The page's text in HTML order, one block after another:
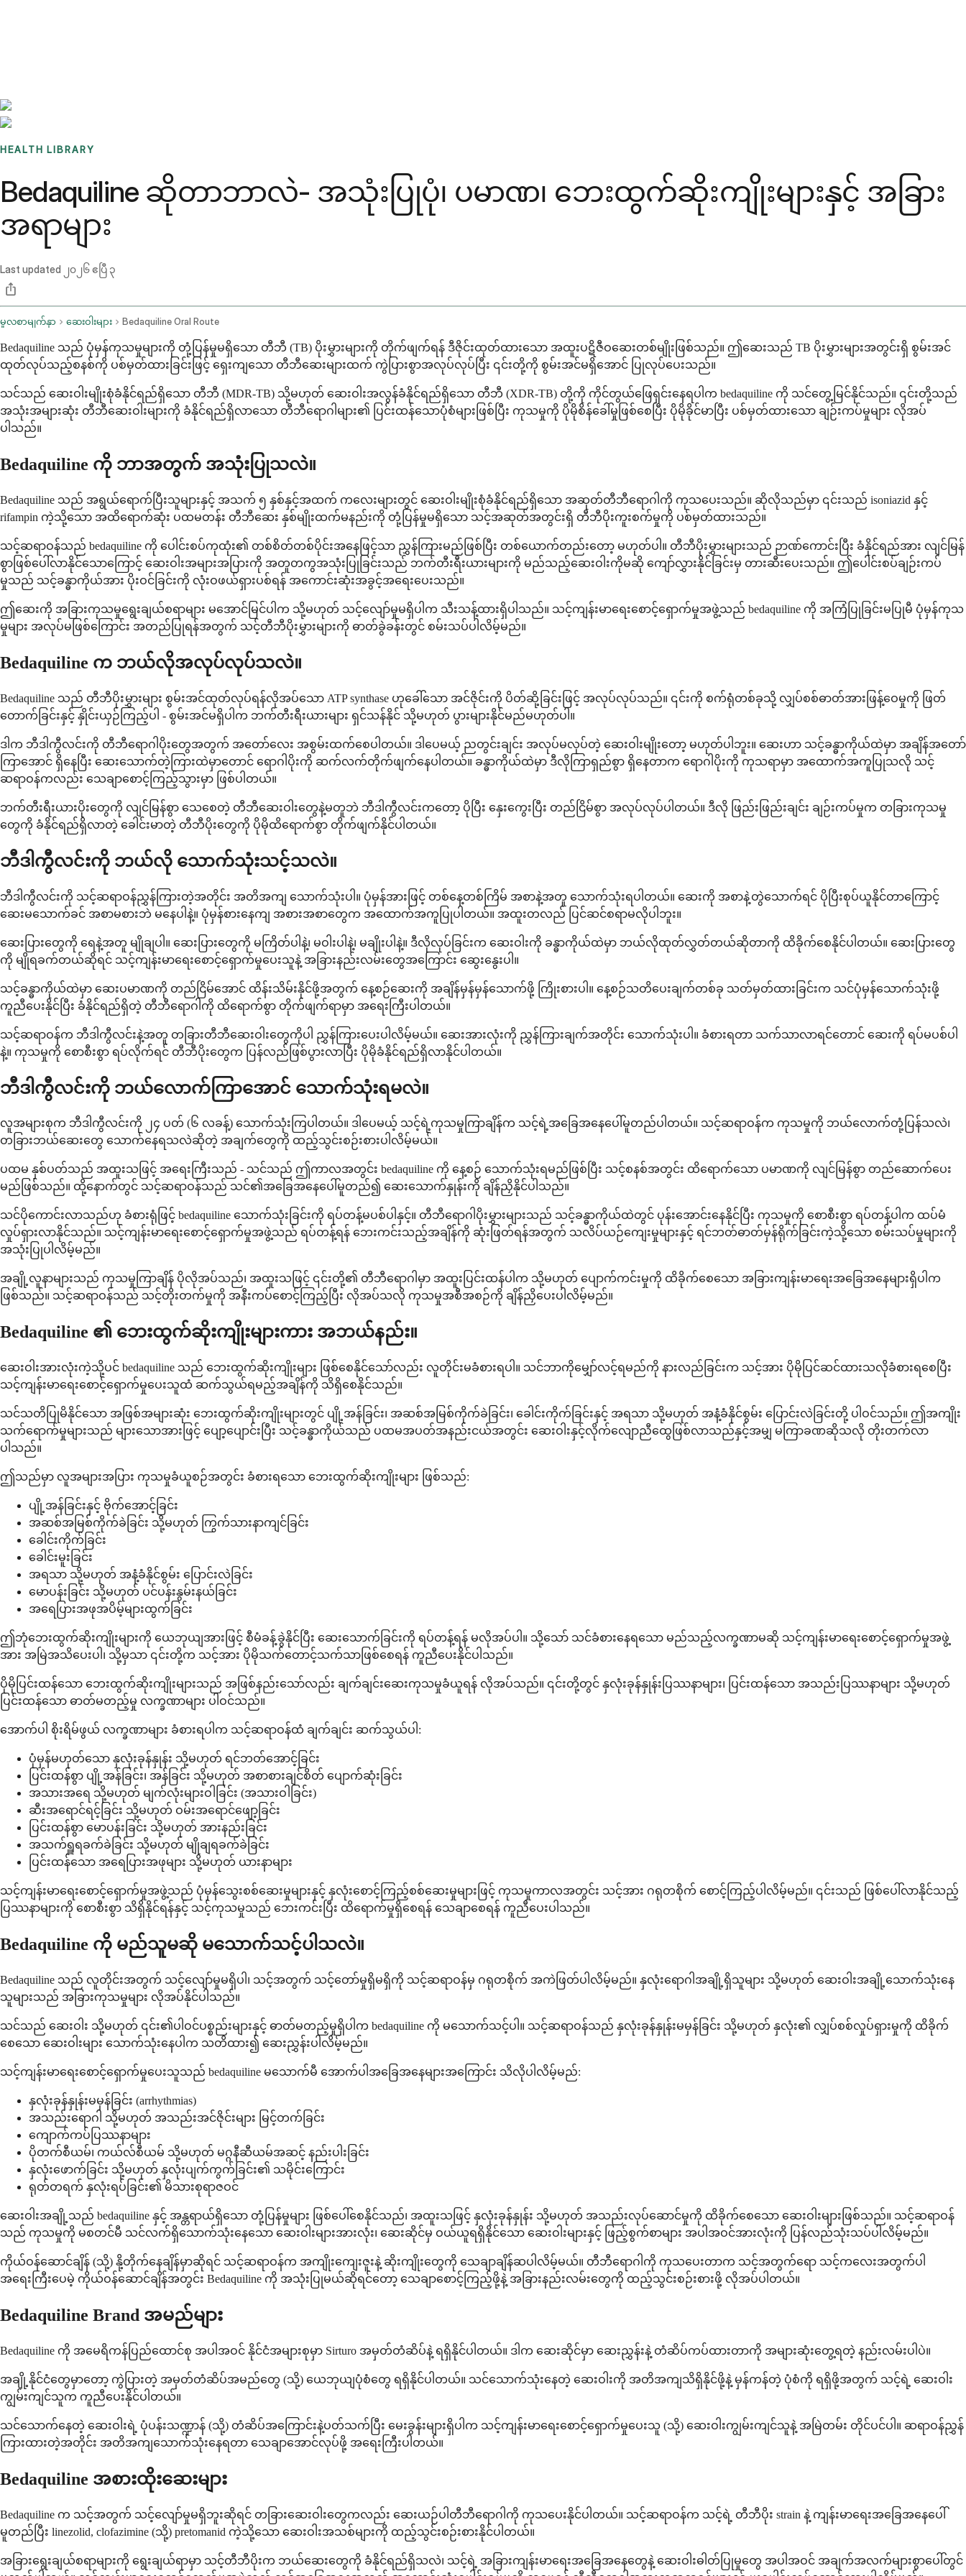
HEALTH LIBRARY
Bedaquiline ဆိုတာဘာလဲ- အသုံးပြုပုံ၊ ပမာဏ၊ ဘေးထွက်ဆိုးကျိုးများနှင့် အခြား
အရာများ
Last updated ၂၀၂၆ ဧပြီ ၃
မူလစာမျက်နှာ ဆေးဝါးများ Bedaquiline Oral Route
Bedaquiline သည် ပုံမှန်ကုသမှုများကို တုံ့ပြန်မှုမရှိသော တီဘီ (TB) ပိုးမွှားများကို တိုက်ဖျက်ရန် ဒီဇိုင်းထုတ်ထားသော အထူးပဋိဇီဝဆေးတစ်မျိုးဖြစ်သည်။ ဤဆေးသည် TB ပိုးမွှားများအတွင်းရှိ စွမ်းအင်
ထုတ်လုပ်သည့်စနစ်ကို ပစ်မှတ်ထားခြင်းဖြင့် ရှေးကျသော တီဘီဆေးများထက် ကွဲပြားစွာအလုပ်လုပ်ပြီး ၎င်းတို့ကို စွမ်းအင်မရှိအောင် ပြုလုပ်ပေးသည်။
သင်သည် ဆေးဝါးမျိုးစုံခံနိုင်ရည်ရှိသော တီဘီ (MDR-TB) သို့မဟုတ် ဆေးဝါးအလွန်ခံနိုင်ရည်ရှိသော တီဘီ (XDR-TB) တို့ကို ကိုင်တွယ်ဖြေရှင်းနေရပါက bedaquiline ကို သင်တွေ့မြင်နိုင်သည်။ ၎င်းတို့သည်
အသုံးအများဆုံး တီဘီဆေးဝါးများကို ခံနိုင်ရည်ရှိလာသော တီဘီရောဂါများ၏ ပြင်းထန်သောပုံစံများဖြစ်ပြီး ကုသမှုကို ပိုမိုစိန်ခေါ်မှုဖြစ်စေပြီး ပိုမိုခိုင်မာပြီး ပစ်မှတ်ထားသော ချဉ်းကပ်မှုများ လိုအပ်
ပါသည်။
Bedaquiline ကို ဘာအတွက် အသုံးပြုသလဲ။
Bedaquiline သည် အရွယ်ရောက်ပြီးသူများနှင့် အသက် ၅ နှစ်နှင့်အထက် ကလေးများတွင် ဆေးဝါးမျိုးစုံခံနိုင်ရည်ရှိသော အဆုတ်တီဘီရောဂါကို ကုသပေးသည်။ ဆိုလိုသည်မှာ ၎င်းသည် isoniazid နှင့်
rifampin ကဲ့သို့သော အထိရောက်ဆုံး ပထမတန်း တီဘီဆေး နှစ်မျိုးထက်မနည်းကို တုံ့ပြန်မှုမရှိသော သင့်အဆုတ်အတွင်းရှိ တီဘီပိုးကူးစက်မှုကို ပစ်မှတ်ထားသည်။
သင့်ဆရာဝန်သည် bedaquiline ကို ပေါင်းစပ်ကုထုံး၏ တစ်စိတ်တစ်ပိုင်းအနေဖြင့်သာ ညွှန်ကြားမည်ဖြစ်ပြီး တစ်ယောက်တည်းတော့ မဟုတ်ပါ။ တီဘီပိုးမွှားများသည် ဉာဏ်ကောင်းပြီး ခံနိုင်ရည်အား လျင်မြန်
စွာဖြစ်ပေါ်လာနိုင်သောကြောင့် ဆေးဝါးအများအပြားကို အတူတကွအသုံးပြုခြင်းသည် ဘက်တီးရီးယားများကို မည်သည့်ဆေးဝါးကိုမဆို ကျော်လွှားနိုင်ခြင်းမှ တားဆီးပေးသည်။ ဤပေါင်းစပ်ချဉ်းကပ်
မှုသည် သင့်ခန္ဓာကိုယ်အား ပိုးဝင်ခြင်းကို လုံးဝဖယ်ရှားပစ်ရန် အကောင်းဆုံးအခွင့်အရေးပေးသည်။
ဤဆေးကို အခြားကုသမှုရွေးချယ်စရာများ မအောင်မြင်ပါက သို့မဟုတ် သင့်လျော်မှုမရှိပါက သီးသန့်ထားရှိပါသည်။ သင့်ကျန်းမာရေးစောင့်ရှောက်မှုအဖွဲ့သည် bedaquiline ကို အကြံပြုခြင်းမပြုမီ ပုံမှန်ကုသ
မှုများ အလုပ်မဖြစ်ကြောင်း အတည်ပြုရန်အတွက် သင့်တီဘီပိုးမွှားများကို ဓာတ်ခွဲခန်းတွင် စမ်းသပ်ပါလိမ့်မည်။
Bedaquiline က ဘယ်လိုအလုပ်လုပ်သလဲ။
Bedaquiline သည် တီဘီပိုးမွှားများ စွမ်းအင်ထုတ်လုပ်ရန်လိုအပ်သော ATP synthase ဟုခေါ်သော အင်ဇိုင်းကို ပိတ်ဆို့ခြင်းဖြင့် အလုပ်လုပ်သည်။ ၎င်းကို စက်ရုံတစ်ခုသို့ လျှပ်စစ်ဓာတ်အားဖြန့်ဝေမှုကို ဖြတ်
တောက်ခြင်းနှင့် နှိုင်းယှဉ်ကြည့်ပါ - စွမ်းအင်မရှိပါက ဘက်တီးရီးယားများ ရှင်သန်နိုင် သို့မဟုတ် ပွားများနိုင်မည်မဟုတ်ပါ။
ဒါက ဘီဒါကွီလင်းကို တီဘီရောဂါပိုးတွေအတွက် အတော်လေး အစွမ်းထက်စေပါတယ်။ ဒါပေမယ့် ညတွင်းချင်း အလုပ်မလုပ်တဲ့ ဆေးဝါးမျိုးတော့ မဟုတ်ပါဘူး။ ဆေးဟာ သင့်ခန္ဓာကိုယ်ထဲမှာ အချိန်အတော်
ကြာအောင် ရှိနေပြီး ဆေးသောက်တဲ့ကြားထဲမှာတောင် ရောဂါပိုးကို ဆက်လက်တိုက်ဖျက်နေပါတယ်။ ခန္ဓာကိုယ်ထဲမှာ ဒီလိုကြာရှည်စွာ ရှိနေတာက ရောဂါပိုးကို ကုသရာမှာ အထောက်အကူပြုသလို သင့်
ဆရာဝန်ကလည်း သေချာစောင့်ကြည့်သွားမှာ ဖြစ်ပါတယ်။
ဘက်တီးရီးယားပိုးတွေကို လျင်မြန်စွာ သေစေတဲ့ တီဘီဆေးဝါးတွေနဲ့မတူဘဲ ဘီဒါကွီလင်းကတော့ ပိုပြီး နှေးကွေးပြီး တည်ငြိမ်စွာ အလုပ်လုပ်ပါတယ်။ ဒီလို ဖြည်းဖြည်းချင်း ချဉ်းကပ်မှုက တခြားကုသမှု
တွေကို ခံနိုင်ရည်ရှိလာတဲ့ ခေါင်းမာတဲ့ တီဘီပိုးတွေကို ပိုမိုထိရောက်စွာ တိုက်ဖျက်နိုင်ပါတယ်။
ဘီဒါကွီလင်းကို ဘယ်လို သောက်သုံးသင့်သလဲ။
ဘီဒါကွီလင်းကို သင့်ဆရာဝန်ညွှန်ကြားတဲ့အတိုင်း အတိအကျ သောက်သုံးပါ။ ပုံမှန်အားဖြင့် တစ်နေ့တစ်ကြိမ် အစာနဲ့အတူ သောက်သုံးရပါတယ်။ ဆေးကို အစာနဲ့တွဲသောက်ရင် ပိုပြီးစုပ်ယူနိုင်တာကြောင့်
ဆေးမသောက်ခင် အစာမစားဘဲ မနေပါနဲ့။ ပုံမှန်စားနေကျ အစားအစာတွေက အထောက်အကူပြုပါတယ်။ အထူးတလည် ပြင်ဆင်စရာမလိုပါဘူး။
ဆေးပြားတွေကို ရေနဲ့အတူ မျိုချပါ။ ဆေးပြားတွေကို မကြိတ်ပါနဲ့၊ မဝါးပါနဲ့၊ မချိုးပါနဲ့။ ဒီလိုလုပ်ခြင်းက ဆေးဝါးကို ခန္ဓာကိုယ်ထဲမှာ ဘယ်လိုထုတ်လွှတ်တယ်ဆိုတာကို ထိခိုက်စေနိုင်ပါတယ်။ ဆေးပြားတွေ
ကို မျိုရခက်တယ်ဆိုရင် သင့်ကျန်းမာရေးစောင့်ရှောက်မှုပေးသူနဲ့ အခြားနည်းလမ်းတွေအကြောင်း ဆွေးနွေးပါ။
သင့်ခန္ဓာကိုယ်ထဲမှာ ဆေးပမာဏကို တည်ငြိမ်အောင် ထိန်းသိမ်းနိုင်ဖို့အတွက် နေ့စဉ်ဆေးကို အချိန်မှန်မှန်သောက်ဖို့ ကြိုးစားပါ။ နေ့စဉ်သတိပေးချက်တစ်ခု သတ်မှတ်ထားခြင်းက သင်ပုံမှန်သောက်သုံးဖို့
ကူညီပေးနိုင်ပြီး ခံနိုင်ရည်ရှိတဲ့ တီဘီရောဂါကို ထိရောက်စွာ တိုက်ဖျက်ရာမှာ အရေးကြီးပါတယ်။
သင့်ဆရာဝန်က ဘီဒါကွီလင်းနဲ့အတူ တခြားတီဘီဆေးဝါးတွေကိုပါ ညွှန်ကြားပေးပါလိမ့်မယ်။ ဆေးအားလုံးကို ညွှန်ကြားချက်အတိုင်း သောက်သုံးပါ။ ခံစားရတာ သက်သာလာရင်တောင် ဆေးကို ရပ်မပစ်ပါ
နဲ့။ ကုသမှုကို စောစီးစွာ ရပ်လိုက်ရင် တီဘီပိုးတွေက ပြန်လည်ဖြစ်ပွားလာပြီး ပိုမိုခံနိုင်ရည်ရှိလာနိုင်ပါတယ်။
ဘီဒါကွီလင်းကို ဘယ်လောက်ကြာအောင် သောက်သုံးရမလဲ။
လူအများစုက ဘီဒါကွီလင်းကို ၂၄ ပတ် (၆ လခန့်) သောက်သုံးကြပါတယ်။ ဒါပေမယ့် သင့်ရဲ့ကုသမှုကြာချိန်က သင့်ရဲ့အခြေအနေပေါ်မူတည်ပါတယ်။ သင့်ဆရာဝန်က ကုသမှုကို ဘယ်လောက်တုံ့ပြန်သလဲ၊
တခြားဘယ်ဆေးတွေ သောက်နေရသလဲဆိုတဲ့ အချက်တွေကို ထည့်သွင်းစဉ်းစားပါလိမ့်မယ်။
ပထမ နှစ်ပတ်သည် အထူးသဖြင့် အရေးကြီးသည် - သင်သည် ဤကာလအတွင်း bedaquiline ကို နေ့စဉ် သောက်သုံးရမည်ဖြစ်ပြီး သင့်စနစ်အတွင်း ထိရောက်သော ပမာဏကို လျင်မြန်စွာ တည်ဆောက်ပေး
မည်ဖြစ်သည်။ ထို့နောက်တွင် သင့်ဆရာဝန်သည် သင်၏အခြေအနေပေါ်မူတည်၍ ဆေးသောက်နှုန်းကို ချိန်ညှိနိုင်ပါသည်။
သင်ပိုကောင်းလာသည်ဟု ခံစားရုံဖြင့် bedaquiline သောက်သုံးခြင်းကို ရပ်တန့်မပစ်ပါနှင့်။ တီဘီရောဂါပိုးမွှားများသည် သင့်ခန္ဓာကိုယ်ထဲတွင် ပုန်းအောင်းနေနိုင်ပြီး ကုသမှုကို စောစီးစွာ ရပ်တန့်ပါက ထပ်မံ
လှုပ်ရှားလာနိုင်သည်။ သင့်ကျန်းမာရေးစောင့်ရှောက်မှုအဖွဲ့သည် ရပ်တန့်ရန် ဘေးကင်းသည့်အချိန်ကို ဆုံးဖြတ်ရန်အတွက် သလိပ်ယဉ်ကျေးမှုများနှင့် ရင်ဘတ်ဓာတ်မှန်ရိုက်ခြင်းကဲ့သို့သော စမ်းသပ်မှုများကို
အသုံးပြုပါလိမ့်မည်။
အချို့လူနာများသည် ကုသမှုကြာချိန် ပိုလိုအပ်သည်၊ အထူးသဖြင့် ၎င်းတို့၏ တီဘီရောဂါမှာ အထူးပြင်းထန်ပါက သို့မဟုတ် ပျောက်ကင်းမှုကို ထိခိုက်စေသော အခြားကျန်းမာရေးအခြေအနေများရှိပါက
ဖြစ်သည်။ သင့်ဆရာဝန်သည် သင့်တိုးတက်မှုကို အနီးကပ်စောင့်ကြည့်ပြီး လိုအပ်သလို ကုသမှုအစီအစဉ်ကို ချိန်ညှိပေးပါလိမ့်မည်။
Bedaquiline ၏ ဘေးထွက်ဆိုးကျိုးများကား အဘယ်နည်း။
ဆေးဝါးအားလုံးကဲ့သို့ပင် bedaquiline သည် ဘေးထွက်ဆိုးကျိုးများ ဖြစ်စေနိုင်သော်လည်း လူတိုင်းမခံစားရပါ။ သင်ဘာကိုမျှော်လင့်ရမည်ကို နားလည်ခြင်းက သင့်အား ပိုမိုပြင်ဆင်ထားသလိုခံစားရစေပြီး
သင့်ကျန်းမာရေးစောင့်ရှောက်မှုပေးသူထံ ဆက်သွယ်ရမည့်အချိန်ကို သိရှိစေနိုင်သည်။
သင်သတိပြုမိနိုင်သော အဖြစ်အများဆုံး ဘေးထွက်ဆိုးကျိုးများတွင် ပျို့အန်ခြင်း၊ အဆစ်အမြစ်ကိုက်ခဲခြင်း၊ ခေါင်းကိုက်ခြင်းနှင့် အရသာ သို့မဟုတ် အနံ့ခံနိုင်စွမ်း ပြောင်းလဲခြင်းတို့ ပါဝင်သည်။ ဤအကျိုး
သက်ရောက်မှုများသည် များသောအားဖြင့် ပျော့ပျောင်းပြီး သင့်ခန္ဓာကိုယ်သည် ပထမအပတ်အနည်းငယ်အတွင်း ဆေးဝါးနှင့်လိုက်လျောညီထွေဖြစ်လာသည်နှင့်အမျှ မကြာခဏဆိုသလို တိုးတက်လာ
ပါသည်။
ဤသည်မှာ လူအများအပြား ကုသမှုခံယူစဉ်အတွင်း ခံစားရသော ဘေးထွက်ဆိုးကျိုးများ ဖြစ်သည်:
ပျို့အန်ခြင်းနှင့် ဗိုက်အောင့်ခြင်း
အဆစ်အမြစ်ကိုက်ခဲခြင်း သို့မဟုတ် ကြွက်သားနာကျင်ခြင်း
ခေါင်းကိုက်ခြင်း
ခေါင်းမူးခြင်း
အရသာ သို့မဟုတ် အနံ့ခံနိုင်စွမ်း ပြောင်းလဲခြင်း
မောပန်းခြင်း သို့မဟုတ် ပင်ပန်းနွမ်းနယ်ခြင်း
အရေပြားအဖုအပိမ့်များထွက်ခြင်း
ဤဘုံဘေးထွက်ဆိုးကျိုးများကို ယေဘုယျအားဖြင့် စီမံခန့်ခွဲနိုင်ပြီး ဆေးသောက်ခြင်းကို ရပ်တန့်ရန် မလိုအပ်ပါ။ သို့သော် သင်ခံစားနေရသော မည်သည့်လက္ခဏာမဆို သင့်ကျန်းမာရေးစောင့်ရှောက်မှုအဖွဲ့
အား အမြဲအသိပေးပါ၊ သို့မှသာ ၎င်းတို့က သင့်အား ပိုမိုသက်တောင့်သက်သာဖြစ်စေရန် ကူညီပေးနိုင်ပါသည်။
ပိုမိုပြင်းထန်သော ဘေးထွက်ဆိုးကျိုးများသည် အဖြစ်နည်းသော်လည်း ချက်ချင်းဆေးကုသမှုခံယူရန် လိုအပ်သည်။ ၎င်းတို့တွင် နှလုံးခုန်နှုန်းပြဿနာများ၊ ပြင်းထန်သော အသည်းပြဿနာများ သို့မဟုတ်
ပြင်းထန်သော ဓာတ်မတည့်မှု လက္ခဏာများ ပါဝင်သည်။
အောက်ပါ စိုးရိမ်ဖွယ် လက္ခဏာများ ခံစားရပါက သင့်ဆရာဝန်ထံ ချက်ချင်း ဆက်သွယ်ပါ:
ပုံမှန်မဟုတ်သော နှလုံးခုန်နှုန်း သို့မဟုတ် ရင်ဘတ်အောင့်ခြင်း
ပြင်းထန်စွာ ပျို့အန်ခြင်း၊ အန်ခြင်း သို့မဟုတ် အစာစားချင်စိတ် ပျောက်ဆုံးခြင်း
အသားအရေ သို့မဟုတ် မျက်လုံးများဝါခြင်း (အသားဝါခြင်း)
ဆီးအရောင်ရင့်ခြင်း သို့မဟုတ် ဝမ်းအရောင်ဖျော့ခြင်း
ပြင်းထန်စွာ မောပန်းခြင်း သို့မဟုတ် အားနည်းခြင်း
အသက်ရှူရခက်ခဲခြင်း သို့မဟုတ် မျိုချရခက်ခဲခြင်း
ပြင်းထန်သော အရေပြားအဖုများ သို့မဟုတ် ယားနာများ
သင့်ကျန်းမာရေးစောင့်ရှောက်မှုအဖွဲ့သည် ပုံမှန်သွေးစစ်ဆေးမှုများနှင့် နှလုံးစောင့်ကြည့်စစ်ဆေးမှုများဖြင့် ကုသမှုကာလအတွင်း သင့်အား ဂရုတစိုက် စောင့်ကြည့်ပါလိမ့်မည်။ ၎င်းသည် ဖြစ်ပေါ်လာနိုင်သည့်
ပြဿနာများကို စောစီးစွာ သိရှိနိုင်ရန်နှင့် သင့်ကုသမှုသည် ဘေးကင်းပြီး ထိရောက်မှုရှိစေရန် သေချာစေရန် ကူညီပေးပါသည်။
Bedaquiline ကို မည်သူမဆို မသောက်သင့်ပါသလဲ။
Bedaquiline သည် လူတိုင်းအတွက် သင့်လျော်မှုမရှိပါ၊ သင့်အတွက် သင့်တော်မှုရှိမရှိကို သင့်ဆရာဝန်မှ ဂရုတစိုက် အကဲဖြတ်ပါလိမ့်မည်။ နှလုံးရောဂါအချို့ရှိသူများ သို့မဟုတ် ဆေးဝါးအချို့သောက်သုံးနေ
သူများသည် အခြားကုသမှုများ လိုအပ်နိုင်ပါသည်။
သင်သည် ဆေးဝါး သို့မဟုတ် ၎င်း၏ပါဝင်ပစ္စည်းများနှင့် ဓာတ်မတည့်မှုရှိပါက bedaquiline ကို မသောက်သင့်ပါ။ သင့်ဆရာဝန်သည် နှလုံးခုန်နှုန်းမမှန်ခြင်း သို့မဟုတ် နှလုံး၏ လျှပ်စစ်လှုပ်ရှားမှုကို ထိခိုက်
စေသော ဆေးဝါးများ သောက်သုံးနေပါက သတိထား၍ ဆေးညွှန်းပါလိမ့်မည်။
သင့်ကျန်းမာရေးစောင့်ရှောက်မှုပေးသူသည် bedaquiline မသောက်မီ အောက်ပါအခြေအနေများအကြောင်း သိလိုပါလိမ့်မည်:
နှလုံးခုန်နှုန်းမမှန်ခြင်း (arrhythmias)
အသည်းရောဂါ သို့မဟုတ် အသည်းအင်ဇိုင်းများ မြင့်တက်ခြင်း
ကျောက်ကပ်ပြဿနာများ
ပိုတက်စီယမ်၊ ကယ်လ်စီယမ် သို့မဟုတ် မဂ္ဂနီဆီယမ်အဆင့် နည်းပါးခြင်း
နှလုံးဖောက်ခြင်း သို့မဟုတ် နှလုံးပျက်ကွက်ခြင်း၏ သမိုင်းကြောင်း
ရုတ်တရက် နှလုံးရပ်ခြင်း၏ မိသားစုရာဇဝင်
ဆေးဝါးအချို့သည် bedaquiline နှင့် အန္တရာယ်ရှိသော တုံ့ပြန်မှုများ ဖြစ်ပေါ်စေနိုင်သည်၊ အထူးသဖြင့် နှလုံးခုန်နှုန်း သို့မဟုတ် အသည်းလုပ်ဆောင်မှုကို ထိခိုက်စေသော ဆေးဝါးများဖြစ်သည်။ သင့်ဆရာဝန်
သည် ကုသမှုကို မစတင်မီ သင်လက်ရှိသောက်သုံးနေသော ဆေးဝါးများအားလုံး၊ ဆေးဆိုင်မှ ဝယ်ယူရရှိနိုင်သော ဆေးဝါးများနှင့် ဖြည့်စွက်စာများ အပါအဝင်အားလုံးကို ပြန်လည်သုံးသပ်ပါလိမ့်မည်။
ကိုယ်ဝန်ဆောင်ချိန် (သို့) နို့တိုက်နေချိန်မှာဆိုရင် သင့်ဆရာဝန်က အကျိုးကျေးဇူးနဲ့ ဆိုးကျိုးတွေကို သေချာချိန်ဆပါလိမ့်မယ်။ တီဘီရောဂါကို ကုသပေးတာက သင့်အတွက်ရော သင့်ကလေးအတွက်ပါ
အရေးကြီးပေမဲ့ ကိုယ်ဝန်ဆောင်ချိန်အတွင်း Bedaquiline ကို အသုံးပြုမယ်ဆိုရင်တော့ သေချာစောင့်ကြည့်ဖို့နဲ့ အခြားနည်းလမ်းတွေကို ထည့်သွင်းစဉ်းစားဖို့ လိုအပ်ပါတယ်။
Bedaquiline Brand အမည်များ
Bedaquiline ကို အမေရိကန်ပြည်ထောင်စု အပါအဝင် နိုင်ငံအများစုမှာ Sirturo အမှတ်တံဆိပ်နဲ့ ရရှိနိုင်ပါတယ်။ ဒါက ဆေးဆိုင်မှာ ဆေးညွှန်းနဲ့ တံဆိပ်ကပ်ထားတာကို အများဆုံးတွေ့ရတဲ့ နည်းလမ်းပါပဲ။
အချို့နိုင်ငံတွေမှာတော့ ကွဲပြားတဲ့ အမှတ်တံဆိပ်အမည်တွေ (သို့) ယေဘုယျပုံစံတွေ ရရှိနိုင်ပါတယ်။ သင်သောက်သုံးနေတဲ့ ဆေးဝါးကို အတိအကျသိရှိနိုင်ဖို့နဲ့ မှန်ကန်တဲ့ ပုံစံကို ရရှိဖို့အတွက် သင့်ရဲ့ ဆေးဝါး
ကျွမ်းကျင်သူက ကူညီပေးနိုင်ပါတယ်။
သင်သောက်နေတဲ့ ဆေးဝါးရဲ့ ပုံပန်းသဏ္ဍာန် (သို့) တံဆိပ်အကြောင်းနဲ့ပတ်သက်ပြီး မေးခွန်းများရှိပါက သင့်ကျန်းမာရေးစောင့်ရှောက်မှုပေးသူ (သို့) ဆေးဝါးကျွမ်းကျင်သူနဲ့ အမြဲတမ်း တိုင်ပင်ပါ။ ဆရာဝန်ညွှန်
ကြားထားတဲ့အတိုင်း အတိအကျသောက်သုံးနေရတာ သေချာအောင်လုပ်ဖို့ အရေးကြီးပါတယ်။
Bedaquiline အစားထိုးဆေးများ
Bedaquiline က သင့်အတွက် သင့်လျော်မှုမရှိဘူးဆိုရင် တခြားဆေးဝါးတွေကလည်း ဆေးယဉ်ပါတီဘီရောဂါကို ကုသပေးနိုင်ပါတယ်။ သင့်ဆရာဝန်က သင့်ရဲ့ တီဘီပိုး strain နဲ့ ကျန်းမာရေးအခြေအနေပေါ်
မူတည်ပြီး linezolid, clofazimine (သို့) pretomanid ကဲ့သို့သော ဆေးဝါးအသစ်များကို ထည့်သွင်းစဉ်းစားနိုင်ပါတယ်။
အခြားရွေးချယ်စရာများကို ရွေးချယ်ရာမှာ သင့်တီဘီပိုးက ဘယ်ဆေးတွေကို ခံနိုင်ရည်ရှိသလဲ၊ သင့်ရဲ့ အခြားကျန်းမာရေးအခြေအနေတွေနဲ့ ဆေးဝါးဓါတ်ပြုမှုတွေ အပါအဝင် အချက်အလက်များစွာပေါ်တွင်